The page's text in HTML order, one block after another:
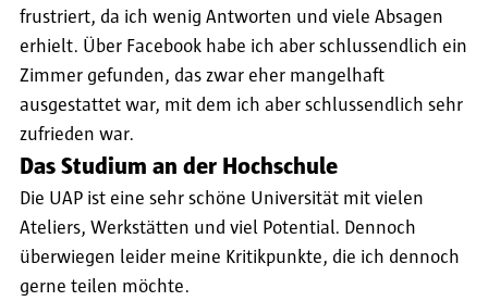
frustriert, da ich wenig Antworten und viele Absagen
erhielt. Über Facebook habe ich aber schlussendlich ein
Zimmer gefunden, das zwar eher mangelhaft
ausgestattet war, mit dem ich aber schlussendlich sehr
zufrieden war.
Das Studium an der Hochschule
Die UAP ist eine sehr schöne Universität mit vielen
Ateliers, Werkstätten und viel Potential. Dennoch
überwiegen leider meine Kritikpunkte, die ich dennoch
gerne teilen möchte.